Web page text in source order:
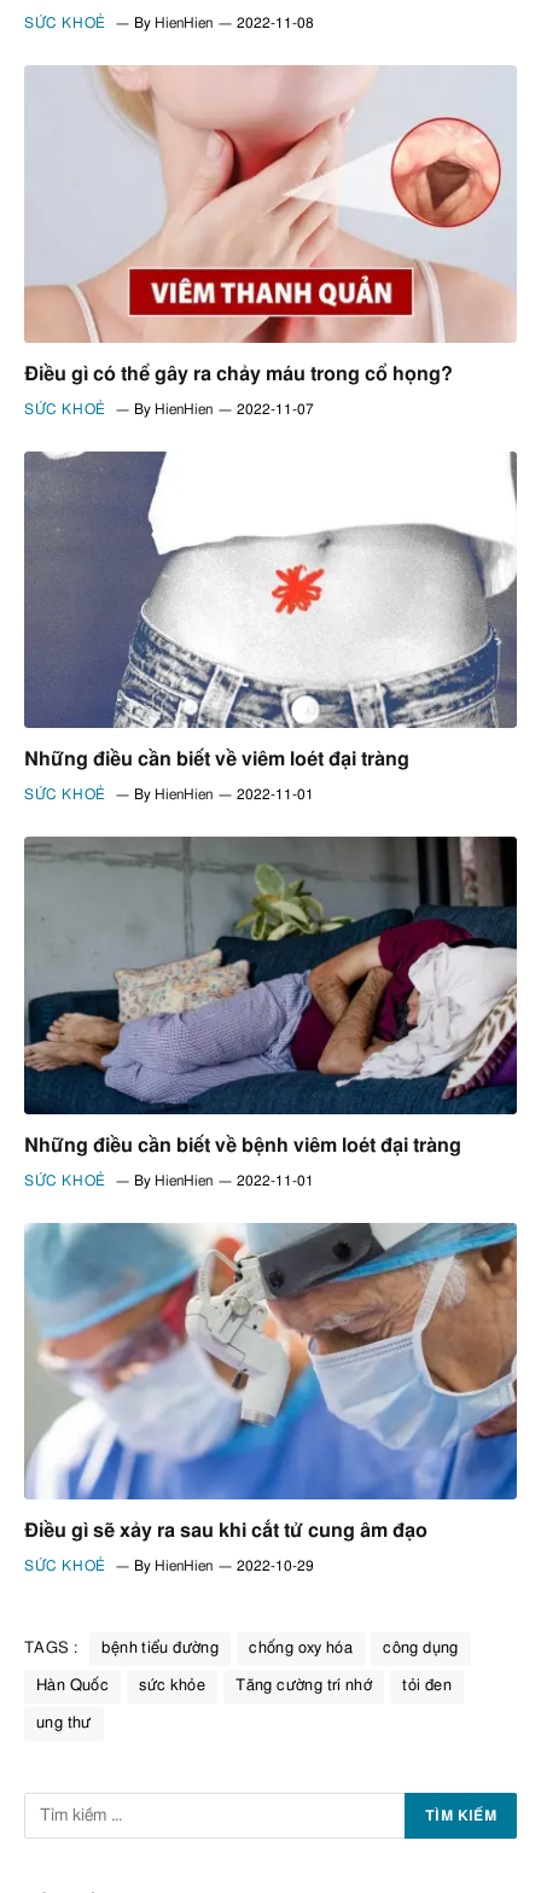
SỨC KHOẺ By HienHien 2022-11-08
Điều gì có thể gây ra chảy máu trong cổ họng?
SỨC KHOẺ By HienHien 2022-11-07
Những điều cần biết về viêm loét đại tràng
SỨC KHOẺ By HienHien 2022-11-01
Những điều cần biết về bệnh viêm loét đại tràng
SỨC KHOẺ By HienHien 2022-11-01
Điều gì sẽ xảy ra sau khi cắt tử cung âm đạo
SỨC KHOẺ By HienHien 2022-10-29
TAGS : bệnh tiểu đường chống oxy hóa công dụng
Hàn Quốc sức khỏe Tăng cường trí nhớ tỏi đen
ung thư